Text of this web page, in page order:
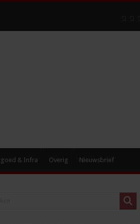
& Infra Overig Nieuwsbrief